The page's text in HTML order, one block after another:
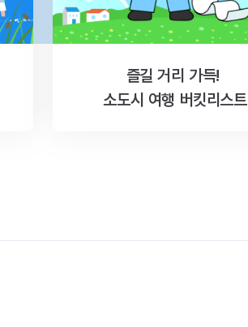
즐길 거리 가득!
소도시 여행 버킷리스트